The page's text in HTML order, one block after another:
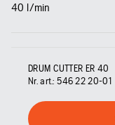
40 l/min
DRUM CUTTER ER 40
Nr. art.: 546 22 20‑01